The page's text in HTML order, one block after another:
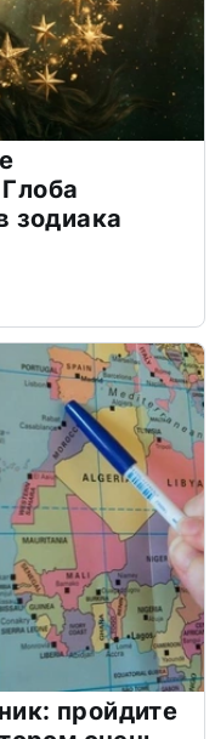
зодиака
пройдите